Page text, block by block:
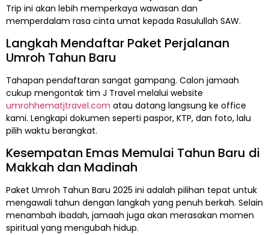
Trip ini akan lebih memperkaya wawasan dan
memperdalam rasa cinta umat kepada Rasulullah SAW.
Langkah Mendaftar Paket Perjalanan
Umroh Tahun Baru
Tahapan pendaftaran sangat gampang. Calon jamaah
cukup mengontak tim J Travel melalui website
umrohhematjtravel.com atau datang langsung ke office
kami. Lengkapi dokumen seperti paspor, KTP, dan foto, lalu
pilih waktu berangkat.
Kesempatan Emas Memulai Tahun Baru di
Makkah dan Madinah
Paket Umroh Tahun Baru 2025 ini adalah pilihan tepat untuk
mengawali tahun dengan langkah yang penuh berkah. Selain
menambah ibadah, jamaah juga akan merasakan momen
spiritual yang mengubah hidup.